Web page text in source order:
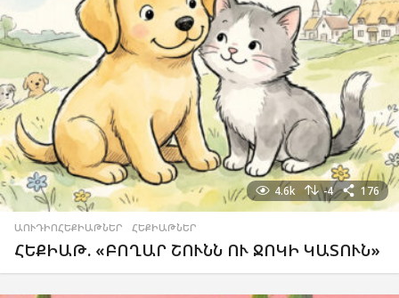
4.6k -4 176
ԱՈՒԴԻՈՀԵՔԻԱԹՆԵՐ ,ՀԵՔԻԱԹՆԵՐ
ՀԵՔԻԱԹ. «ԲՈՂԱՐ ՇՈՒՆՆ ՈՒ ՋՈԿԻ ԿԱՏՈՒՆ»